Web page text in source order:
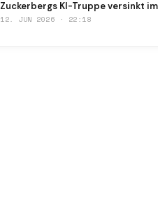
Zuckerbergs KI-Truppe versinkt
12. JUN 2026 · 22:18